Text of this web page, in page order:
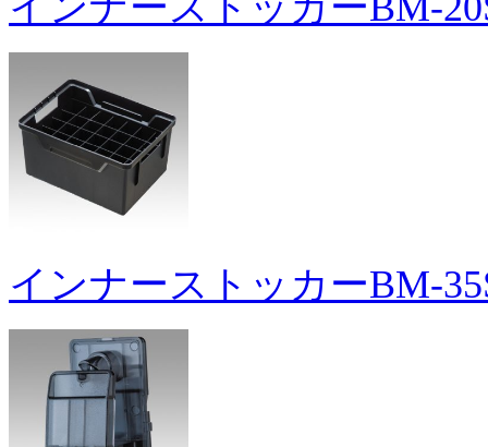
インナーストッカーBM-